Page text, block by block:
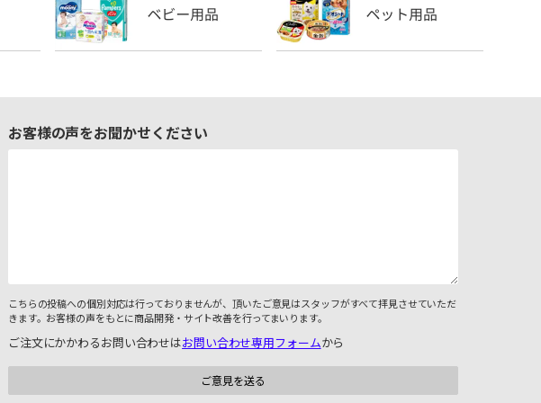
お客様の声をお聞かせください
こちらの投稿への個別対応は行っておりませんが、頂いたご意見はスタッフがすべて拝見させていただ
きます。お客様の声をもとに商品開発・サイト改善を行ってまいります。
ご注文にかかわるお問い合わせはお問い合わせ専用フォームから